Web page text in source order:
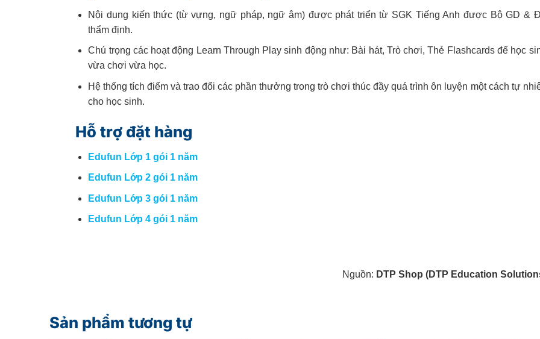
Nội dung kiến thức (từ vựng, ngữ pháp, ngữ âm) được phát triển từ SGK Tiếng Anh được Bộ GD &
thẩm định.
Chú trọng các hoạt động Learn Through Play sinh động như: Bài hát, Trò chơi, Thẻ Flashcards để học
vừa chơi vừa học.
Hệ thống tích điểm và trao đổi các phần thưởng trong trò chơi thúc đầy quá trình ôn luyện một cách tự
cho học sinh.
Hỗ trợ đặt hàng
Edufun Lớp 1 gói 1 năm
Edufun Lớp 2 gói 1 năm
Edufun Lớp 3 gói 1 năm
Edufun Lớp 4 gói 1 năm
Nguồn: DTP Shop (DTP Education
Sản phẩm tương tự